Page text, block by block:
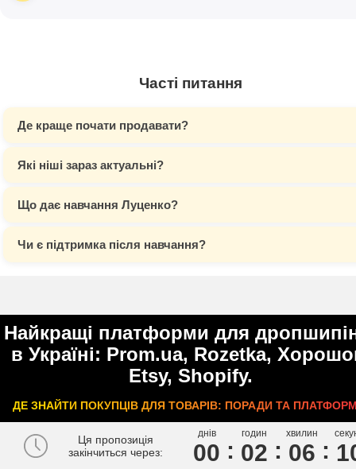
Часті питання
Де краще почати продавати?
Які ніші зараз актуальні?
Що дає навчання Луценко?
Чи є підтримка після навчання?
Найкращі платформи для
в Україні: Prom.ua, Rozetka,
Etsy, Shopify.
ДЕ ЗНАЙТИ ПОКУПЦІВ ДЛЯ ТОВАРІВ: ПОРАДИ ТА
Ця пропозиція
закінчиться через:
днів
00
годин
02
хвилин
06 0